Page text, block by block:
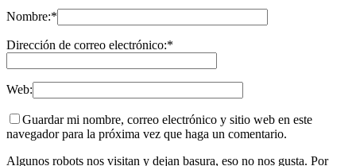
Nombre:*
Dirección de correo electrónico:*
Web:
Guardar mi nombre, correo electrónico y sitio web en este
navegador para la próxima vez que haga un comentario.
Algunos robots nos visitan y dejan basura, eso no nos gusta. Por